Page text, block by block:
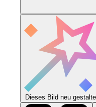
Dieses Bild neu